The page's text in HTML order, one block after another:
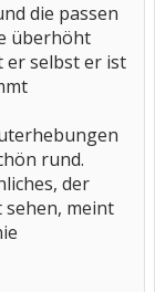
die passen
überhöht
er selbst er ist
rund.
der
meint